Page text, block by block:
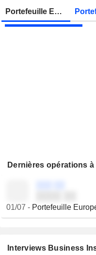
JBS N.V.
Portefeuille Europe
Dernières opérations
01/07 - Portefeuille
Interviews Business